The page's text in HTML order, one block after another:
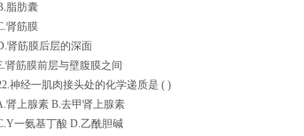
肪囊
筋膜
筋膜后层的深面
筋膜前层与壁腹膜之间
经一肌肉接头处的化学递质是 ( )
上腺素 B.去甲肾上腺素
氨基丁酸 D.乙酰胆碱